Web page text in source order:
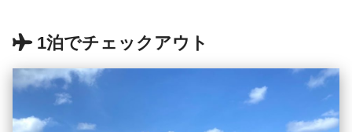
1泊でチェックアウト